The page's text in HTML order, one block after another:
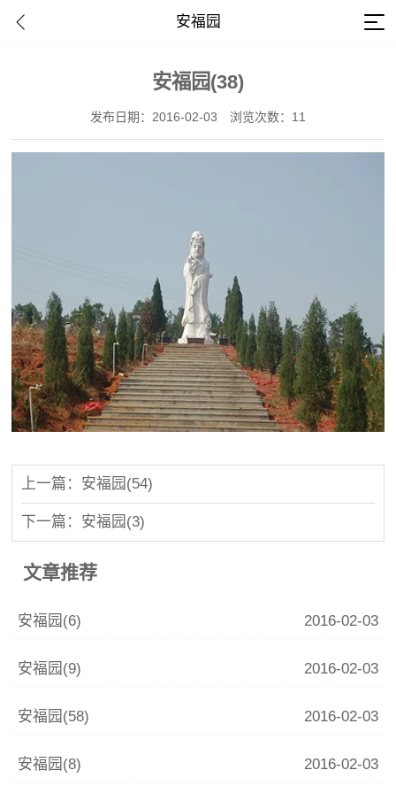
安福园
安福园(38)
发布日期：2016-02-03 浏览次数：11
上一篇：安福园(54)
下一篇：安福园(3)
文章推荐
安福园(6) 2016-02-03
安福园(9) 2016-02-03
安福园(58) 2016-02-03
安福园(8) 2016-02-03